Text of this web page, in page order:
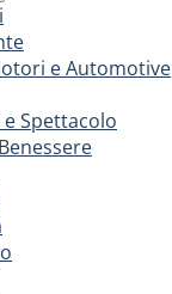
e Automotive
e Spettacolo